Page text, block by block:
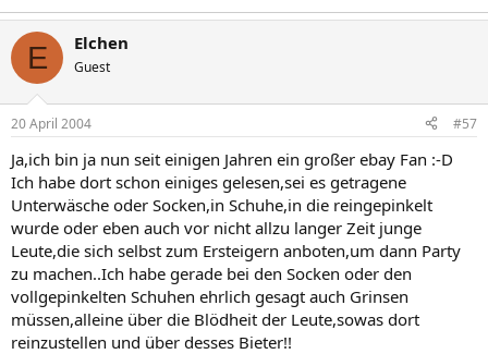
E Elchen
Guest
20 April 2004 #57
Ja,ich bin ja nun seit einigen Jahren ein großer ebay Fan :-D
Ich habe dort schon einiges gelesen,sei es getragene
Unterwäsche oder Socken,in Schuhe,in die reingepinkelt
wurde oder eben auch vor nicht allzu langer Zeit junge
Leute,die sich selbst zum Ersteigern anboten,um dann Party
zu machen..Ich habe gerade bei den Socken oder den
vollgepinkelten Schuhen ehrlich gesagt auch Grinsen
müssen,alleine über die Blödheit der Leute,sowas dort
reinzustellen und über desses Bieter!!